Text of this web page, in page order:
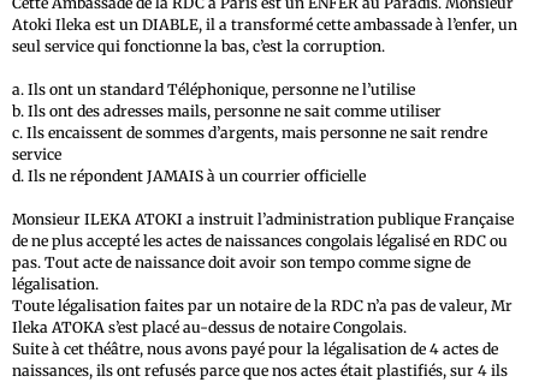
Atoki Ileka est un DIABLE, il a transformé cette ambassade à l’enfer, un
seul service qui fonctionne la bas, c’est la corruption.
a. Ils ont un standard Téléphonique, personne ne l’utilise
b. Ils ont des adresses mails, personne ne sait comme utiliser
c. Ils encaissent de sommes d’argents, mais personne ne sait rendre
service
d. Ils ne répondent JAMAIS à un courrier officielle
Monsieur ILEKA ATOKI a instruit l’administration publique Française
de ne plus accepté les actes de naissances congolais légalisé en RDC ou
pas. Tout acte de naissance doit avoir son tempo comme signe de
légalisation.
Toute légalisation faites par un notaire de la RDC n’a pas de valeur, Mr
Ileka ATOKA s’est placé au-dessus de notaire Congolais.
Suite à cet théâtre, nous avons payé pour la légalisation de 4 actes de
naissances, ils ont refusés parce que nos actes était plastifiés, sur 4 ils